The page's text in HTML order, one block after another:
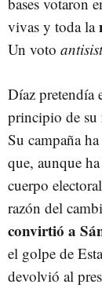
vivas y toda la
Un voto
Díaz pretendía
principio de su
Su campaña
que, aunque
cuerpo
razón del
convirtió a
el golpe de
devolvió al